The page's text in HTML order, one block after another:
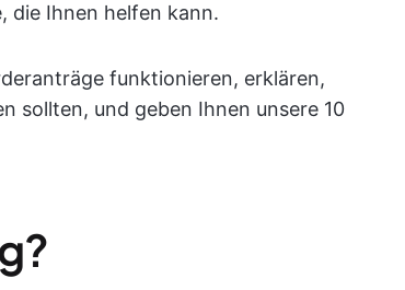
die Ihnen helfen kann.
funktionieren, erklären,
sollten, und geben Ihnen unsere 10